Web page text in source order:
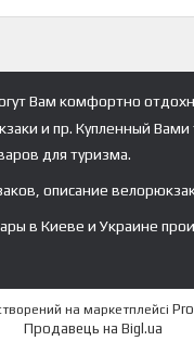
Вам комфортно
и пр. Купленный
для туризма.
описание
в Киеве и Украине
на маркетплейсі
Продавець на Bigl.ua